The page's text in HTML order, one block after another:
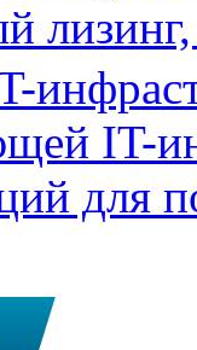
IT-
для